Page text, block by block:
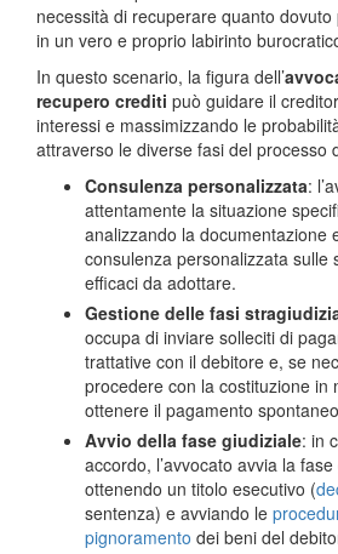
necessità di recuperare quanto
in un vero e proprio labirinto
In questo scenario, la figura dell’
recupero crediti può guidare il
interessi e massimizzando le
attraverso le diverse fasi del processo
Consulenza personalizzata:
attentamente la situazione
analizzando la documentazione
consulenza personalizzata sulle
efficaci da adottare.
Gestione delle fasi
occupa di inviare solleciti di
trattative con il debitore e, se
procedere con la costituzione in
ottenere il pagamento
Avvio della fase giudiziale: in
accordo, l’avvocato avvia la
ottenendo un titolo esecutivo (
sentenza) e avviando le
pignoramento dei beni del